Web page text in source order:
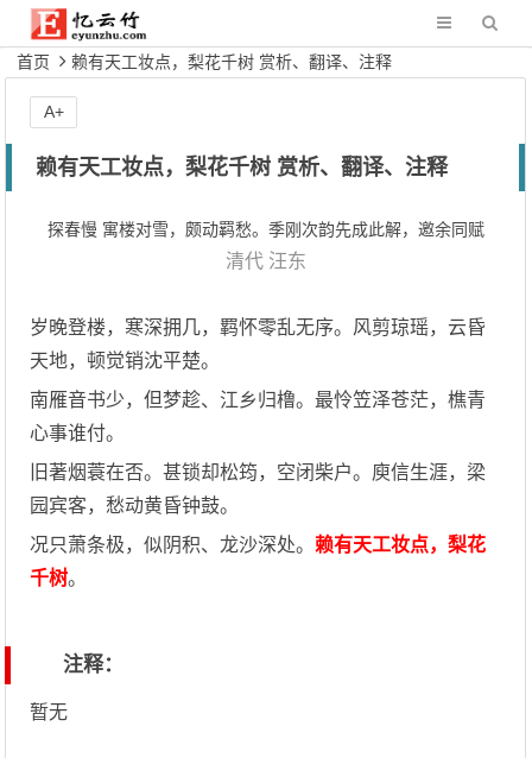
首页 赖有天工妆点，梨花千树 赏析、翻译、注释
赖有天工妆点，梨花千树 赏析、翻译、注释
探春慢 寓楼对雪，颇动羁愁。季刚次韵先成此解，邀余同赋
清代 汪东
岁晚登楼，寒深拥几，羁怀零乱无序。风剪琼瑶，云昏
天地，顿觉销沈平楚。
南雁音书少，但梦趁、江乡归橹。最怜笠泽苍茫，樵青
心事谁付。
旧著烟蓑在否。甚锁却松筠，空闭柴户。庾信生涯，梁
园宾客，愁动黄昏钟鼓。
况只萧条极，似阴积、龙沙深处。赖有天工妆点，梨花
千树。
注释：
暂无
A+